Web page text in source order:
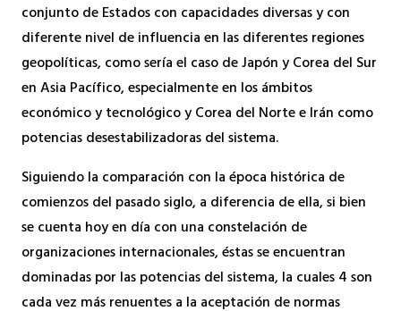
conjunto de Estados con capacidades diversas y con
diferente nivel de influencia en las diferentes regiones
geopolíticas, como sería el caso de Japón y Corea del Sur
en Asia Pacífico, especialmente en los ámbitos
económico y tecnológico y Corea del Norte e Irán como
potencias desestabilizadoras del sistema.
Siguiendo la comparación con la época histórica de
comienzos del pasado siglo, a diferencia de ella, si bien
se cuenta hoy en día con una constelación de
organizaciones internacionales, éstas se encuentran
dominadas por las potencias del sistema, la cuales 4 son
cada vez más renuentes a la aceptación de normas